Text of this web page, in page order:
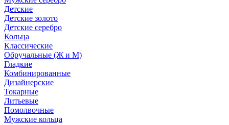
Детские
Детские золото
Детские серебро
Кольца
Классические
Обручальные (Ж и М)
Гладкие
Комбинированные
Дизайнерские
Токарные
Литьевые
Помолвочные
Мужские кольца